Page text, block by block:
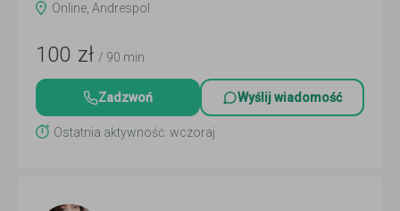
Online, Andrespol
100 zł / 90 min
Zadzwoń Wyślij wiadomość
Ostatnia aktywność: wczoraj